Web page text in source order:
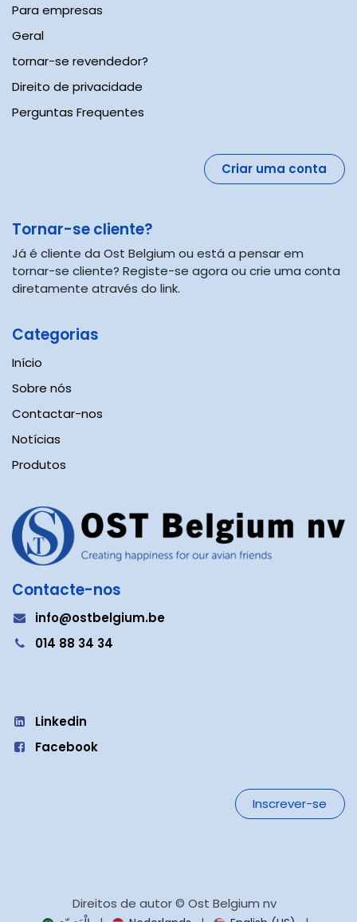
Para empresas
Geral
tornar-se revendedor?
Direito de privacidade
Perguntas Frequentes
Criar uma conta
Tornar-se cliente?​
Já é cliente da Ost Belgium ou está a pensar em
tornar-se cliente? Registe-se agora ou crie uma conta
diretamente através do link.
Categorias
Início
Sobre nós
Contactar-nos
Notícias
Produtos
Contacte-nos
info@ostbelgium.be
014 88 34 34
Linkedin
Facebook
Inscrever-se
Direitos de autor © Ost Belgium nv